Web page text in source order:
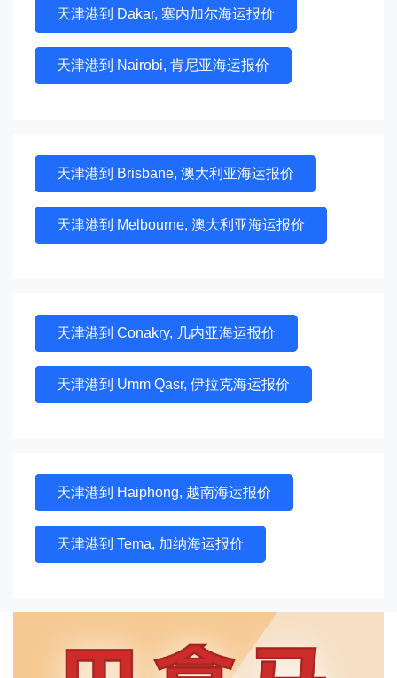
天津港到 Dakar, 塞内加尔海运报价
天津港到 Nairobi, 肯尼亚海运报价
天津港到 Brisbane, 澳大利亚海运报价
天津港到 Melbourne, 澳大利亚海运报价
天津港到 Conakry, 几内亚海运报价
天津港到 Umm Qasr, 伊拉克海运报价
天津港到 Haiphong, 越南海运报价
天津港到 Tema, 加纳海运报价